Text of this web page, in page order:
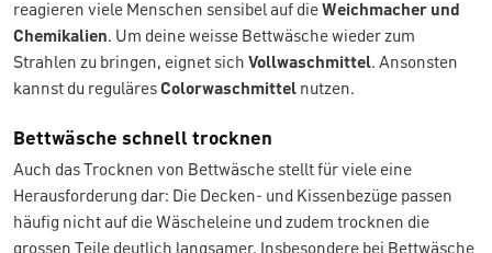
reagieren viele Menschen sensibel auf dieWeichmacher und
Chemikalien. Um deine weisse Bettwäsche wieder zum
Strahlen zu bringen, eignet sich Vollwaschmittel. Ansonsten
kannst du reguläresColorwaschmittel nutzen.
Bettwäsche schnell trocknen
Auch das Trocknen von Bettwäsche stellt für viele eine
Herausforderung dar: Die Decken- und Kissenbezüge passen
häufig nicht auf die Wäscheleine und zudem trocknen die